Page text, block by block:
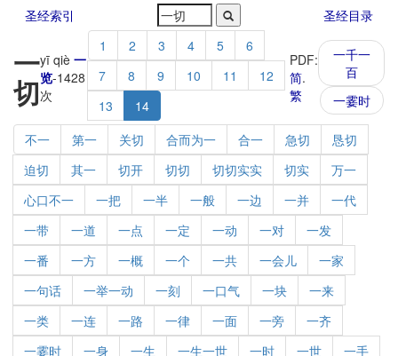
圣经索引 圣经目录
一
切
yī qiè 一
览-1428
次
1 2 3 4 5
6
7
8 9 10 11
12
13
14
PDF:
简.
繁
一千一
百
一霎时
不一 第一 关切 合而为一 合一 急切
恳切
迫切
其一 切开 切切 切切实实 切实
万一
心口不一
一把 一半 一般 一边 一并
一代
一带
一道 一点 一定 一动 一对
一发
一番
一方 一概 一个 一共 一会儿
一家
一句话
一举一动 一刻 一口气 一块
一来
一类
一连 一路 一律 一面 一旁
一齐
一霎时
一身 一生 一生一世 一时 一世
一手